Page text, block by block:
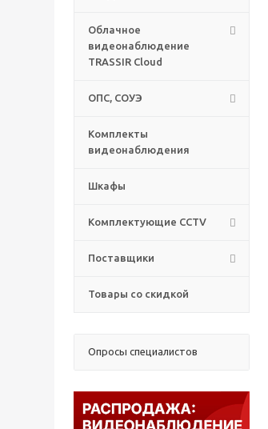
Облачное
видеонаблюдение
TRASSIR Cloud
ОПС, СОУЭ
Комплекты
видеонаблюдения
Шкафы
Комплектующие CCTV
Поставщики
Товары со скидкой
Опросы специалистов